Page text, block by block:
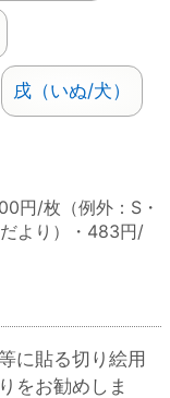
戌（いぬ/犬）
円/枚（例外：S・
より）・483円/
に貼る切り絵用
をお勧めしま